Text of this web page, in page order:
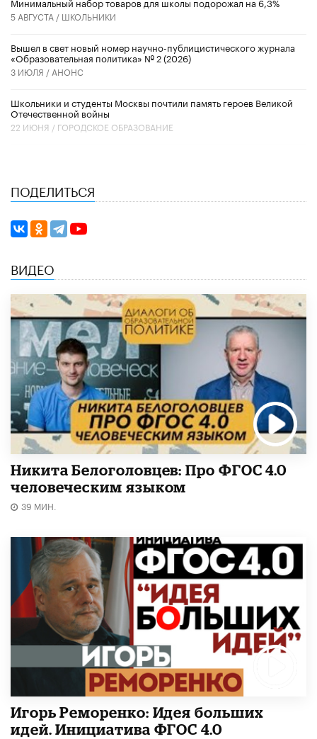
5 АВГУСТА / ШКОЛЬНИКИ
Вышел в свет новый номер научно-публицистического журнала
«Образовательная политика» № 2 (2026)
3 ИЮЛЯ / АНОНС
Школьники и студенты Москвы почтили память героев Великой
Отечественной войны
22 ИЮНЯ / ГОРОДСКОЕ ОБРАЗОВАНИЕ
ПОДЕЛИТЬСЯ
ВИДЕО
Никита Белоголовцев: Про ФГОС 4.0
человеческим языком
39 МИН.
Игорь Реморенко: Идея больших
идей. Инициатива ФГОС 4.0